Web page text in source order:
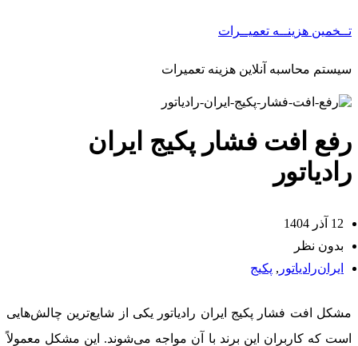
تــخمین هزینــه تعمیــرات
سیستم محاسبه آنلاین هزینه تعمیرات
رفع افت فشار پکیج ایران
رادیاتور
12 آذر 1404
بدون نظر
ایران‌رادیاتور , پکیج
مشکل افت فشار پکیج ایران رادیاتور یکی از شایع‌ترین چالش‌هایی
است که کاربران این برند با آن مواجه می‌شوند. این مشکل معمولاً